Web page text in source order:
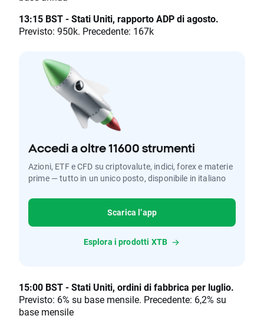
13:15 BST - Stati Uniti, rapporto ADP di agosto.
Previsto: 950k. Precedente: 167k
Accedi a oltre 11600 strumenti
Azioni, ETF e CFD su criptovalute, indici, forex e materie
prime — tutto in un unico posto, disponibile in italiano
Scarica l’app
Esplora i prodotti XTB
15:00 BST - Stati Uniti, ordini di fabbrica per luglio.
Previsto: 6% su base mensile. Precedente: 6,2% su
base mensile